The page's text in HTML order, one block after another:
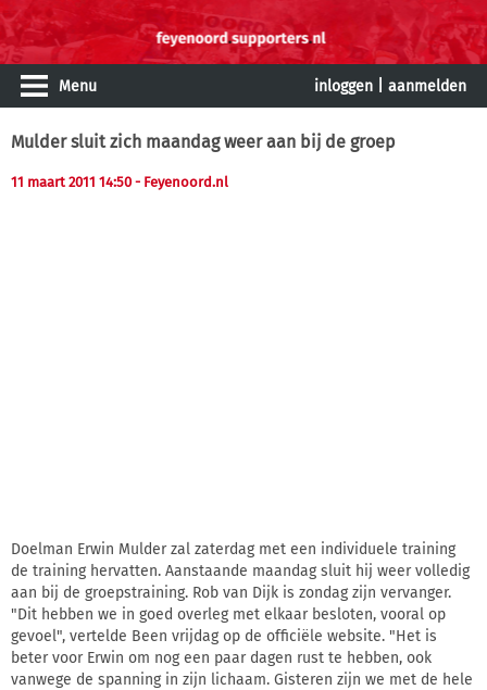
Menu inloggen aanmelden
Mulder sluit zich maandag weer aan bij de groep
11 maart 2011 14:50 - Feyenoord.nl
Doelman Erwin Mulder zal zaterdag met een individuele training
de training hervatten. Aanstaande maandag sluit hij weer volledig
aan bij de groepstraining. Rob van Dijk is zondag zijn vervanger.
"Dit hebben we in goed overleg met elkaar besloten, vooral op
gevoel", vertelde Been vrijdag op de officiële website. "Het is
beter voor Erwin om nog een paar dagen rust te hebben, ook
vanwege de spanning in zijn lichaam. Gisteren zijn we met de hele